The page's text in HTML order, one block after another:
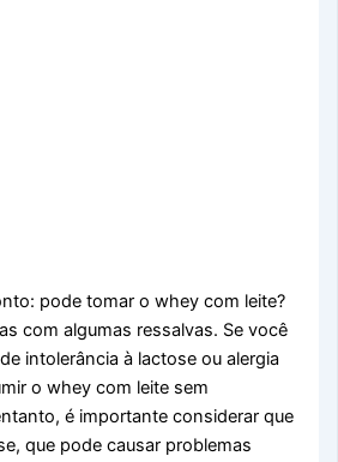
pode tomar o whey com leite?
com algumas ressalvas. Se você
intolerância à lactose ou alergia
o whey com leite sem
é importante considerar que
que pode causar problemas